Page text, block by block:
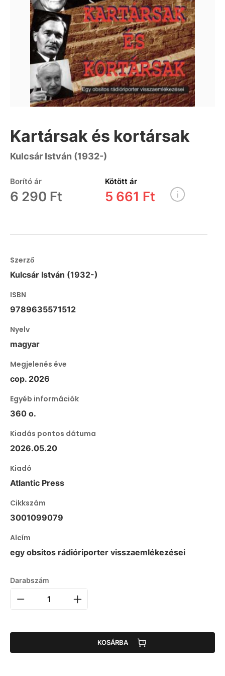
Kartársak és kortársak
Kulcsár István (1932-)
Borító ár
6 290 Ft
Kötött ár
5 661 Ft
Szerző
Kulcsár István (1932-)
ISBN
9789635571512
Nyelv
magyar
Megjelenés éve
cop. 2026
Egyéb információk
360 o.
Kiadás pontos dátuma
2026.05.20
Kiadó
Atlantic Press
Cikkszám
3001099079
Alcím
egy obsitos rádióriporter visszaemlékezései
Darabszám
KOSÁRBA